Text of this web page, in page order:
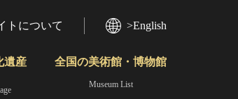
トについて >English
遺産 全国の美術館・博物館
Museum List